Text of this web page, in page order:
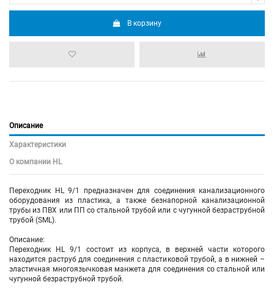
В корзину
Описание
Характеристики
О компании HL
Переходник HL 9/1 предназначен для соединения канализационного
оборудования из пластика, а также безнапорной канализационной
трубы из ПВХ или ПП со стальной трубой или с чугунной безраструбной
трубой (SML).
Описание:
Переходник HL 9/1 состоит из корпуса, в верхней части которого
находится раструб для соединения с пластиковой трубой, а в нижней –
эластичная многоязычковая манжета для соединения со стальной или
чугунной безраструбной трубой.